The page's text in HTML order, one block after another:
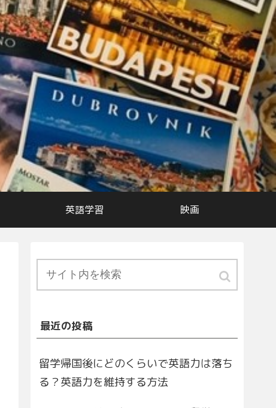
英語学習 映画
最近の投稿
留学帰国後にどのくらいで英語力は落ち
る？英語力を維持する方法